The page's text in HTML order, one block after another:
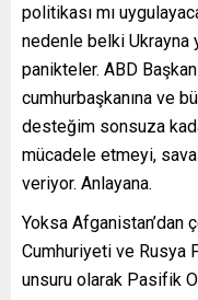
politikası mı
nedenle belki Ukrayna
panikteler. ABD
cumhurbaşkanına ve
desteğim sonsuza
mücadele etmeyi,
veriyor. Anlayana.
Yoksa Afganistan’dan
Cumhuriyeti ve Rusya
unsuru olarak Pasifik